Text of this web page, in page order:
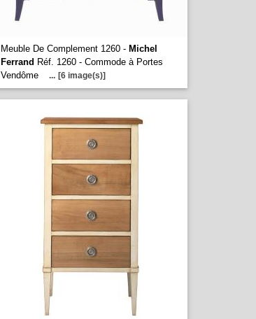
Meuble De Complement 1260 - Michel
Ferrand Réf. 1260 - Commode à Portes
Vendôme
... [6 image(s)]